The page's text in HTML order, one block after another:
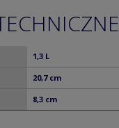
1,3 L
20,7 cm
8,3 cm